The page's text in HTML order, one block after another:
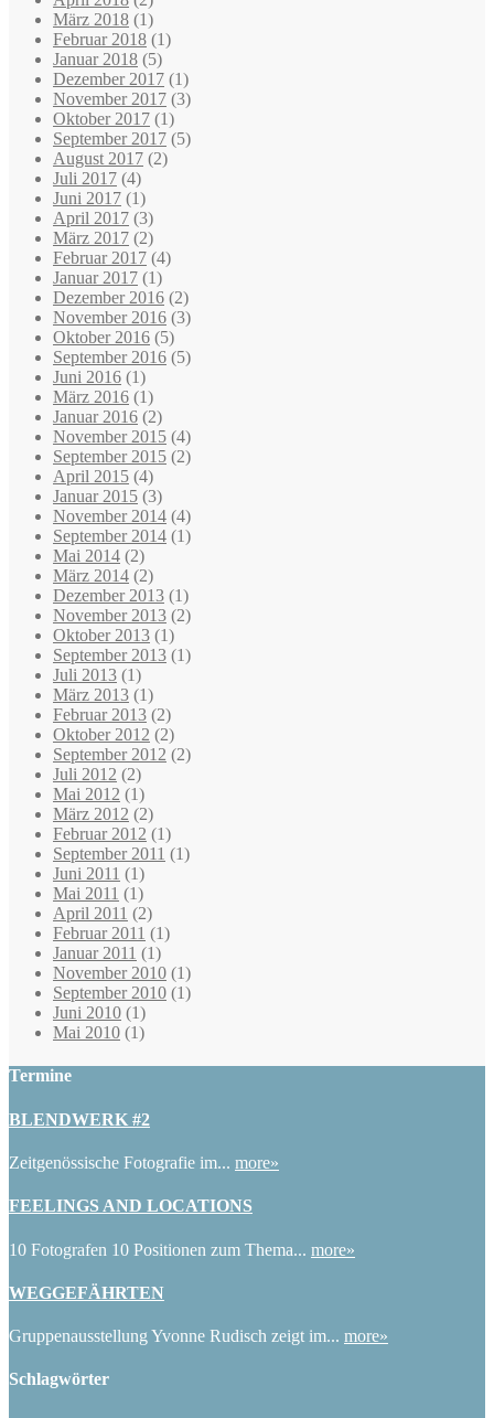
März 2018 (1)
Februar 2018 (1)
Januar 2018 (5)
Dezember 2017 (1)
November 2017 (3)
Oktober 2017 (1)
September 2017 (5)
August 2017 (2)
Juli 2017 (4)
Juni 2017 (1)
April 2017 (3)
März 2017 (2)
Februar 2017 (4)
Januar 2017 (1)
Dezember 2016 (2)
November 2016 (3)
Oktober 2016 (5)
September 2016 (5)
Juni 2016 (1)
März 2016 (1)
Januar 2016 (2)
November 2015 (4)
September 2015 (2)
April 2015 (4)
Januar 2015 (3)
November 2014 (4)
September 2014 (1)
Mai 2014 (2)
März 2014 (2)
Dezember 2013 (1)
November 2013 (2)
Oktober 2013 (1)
September 2013 (1)
Juli 2013 (1)
März 2013 (1)
Februar 2013 (2)
Oktober 2012 (2)
September 2012 (2)
Juli 2012 (2)
Mai 2012 (1)
März 2012 (2)
Februar 2012 (1)
September 2011 (1)
Juni 2011 (1)
Mai 2011 (1)
April 2011 (2)
Februar 2011 (1)
Januar 2011 (1)
November 2010 (1)
September 2010 (1)
Juni 2010 (1)
Mai 2010 (1)
Termine
BLENDWERK #2
Zeitgenössische Fotografie im... more»
FEELINGS AND LOCATIONS
10 Fotografen 10 Positionen zum Thema... more»
WEGGEFÄHRTEN
Gruppenausstellung Yvonne Rudisch zeigt im... more»
Schlagwörter